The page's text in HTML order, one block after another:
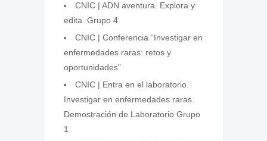
CNIC | ADN aventura. Explora y
edita. Grupo 4
CNIC | Conferencia “Investigar en
enfermedades raras: retos y
oportunidades”
CNIC | Entra en el laboratorio.
Investigar en enfermedades raras.
Demostración de Laboratorio Grupo
1